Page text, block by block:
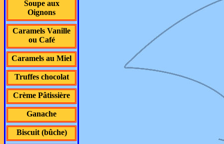
Soupe aux
Oignons
Caramels Vanille
ou Café
Caramels au Miel
Truffes chocolat
Crème Pâtissière
Ganache
Biscuit (bûche)